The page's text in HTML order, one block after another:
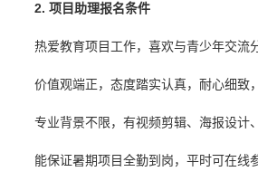
2. 项目助理报名条件
热爱教育项目工作，喜欢与青少年交流
价值观端正，态度踏实认真，耐心细致
专业背景不限，有视频剪辑、海报设计
能保证暑期项目全勤到岗，平时可在线